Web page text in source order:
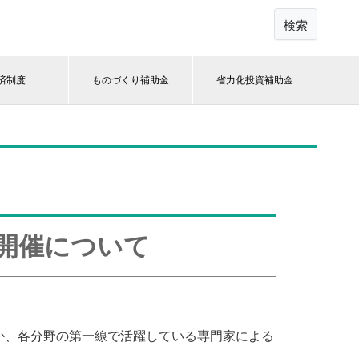
検索
制度 ものづくり補助金 省力化投資補助金
催について
各分野の第一線で活躍している専門家による